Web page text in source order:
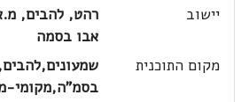
יישוב
רהט, להבים,
אבו בסמה
מקום התוכנית
בסמ"ה,מקומי-